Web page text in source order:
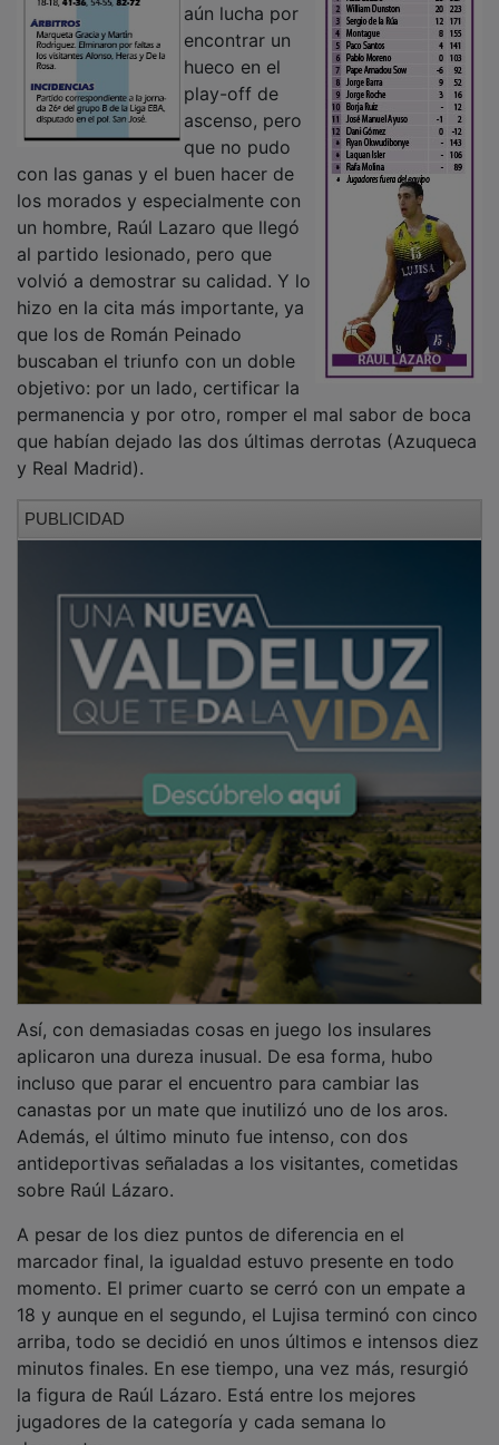
encontrar un
hueco en el
play-off de
ascenso, pero
que no pudo
con las ganas y el buen hacer de
los morados y especialmente con
un hombre, Raúl Lazaro que llegó
al partido lesionado, pero que
volvió a demostrar su calidad. Y lo
hizo en la cita más importante, ya
que los de Román Peinado
buscaban el triunfo con un doble
objetivo: por un lado, certificar la
permanencia y por otro, romper el mal sabor de boca
que habían dejado las dos últimas derrotas (Azuqueca
y Real Madrid).
aplicaron una dureza inusual. De esa forma, hubo
incluso que parar el encuentro para cambiar las
canastas por un mate que inutilizó uno de los aros.
Además, el último minuto fue intenso, con dos
antideportivas señaladas a los visitantes, cometidas
sobre Raúl Lázaro.
marcador final, la igualdad estuvo presente en todo
momento. El primer cuarto se cerró con un empate a
18 y aunque en el segundo, el Lujisa terminó con cinco
arriba, todo se decidió en unos últimos e intensos diez
minutos finales. En ese tiempo, una vez más, resurgió
la figura de Raúl Lázaro. Está entre los mejores
jugadores de la categoría y cada semana lo
demuestra.